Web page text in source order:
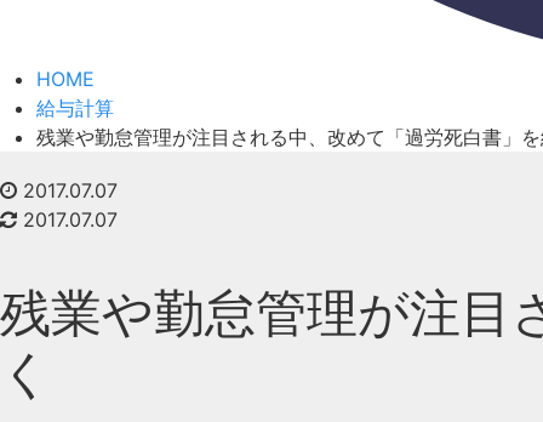
HOME
給与計算
残業や勤怠管理が注目される中、改めて「過労死白書」
2017.07.07
2017.07.07
残業や勤怠管理が注目
く